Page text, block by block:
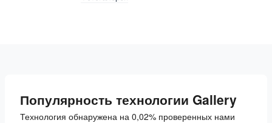
Популярность технологии Gallery
Технология обнаружена на 0,02% проверенных нами